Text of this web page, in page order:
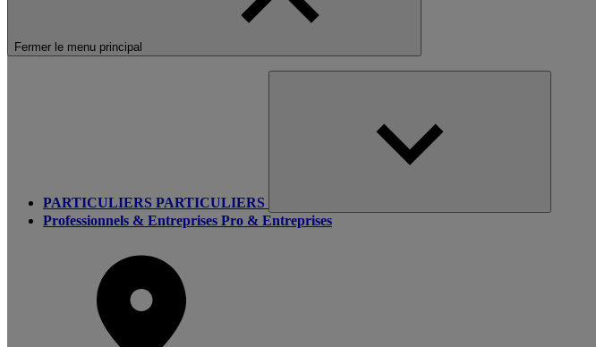
Fermer le menu principal
PARTICULIERS PARTICULIERS
Professionnels & Entreprises Pro & Entreprises